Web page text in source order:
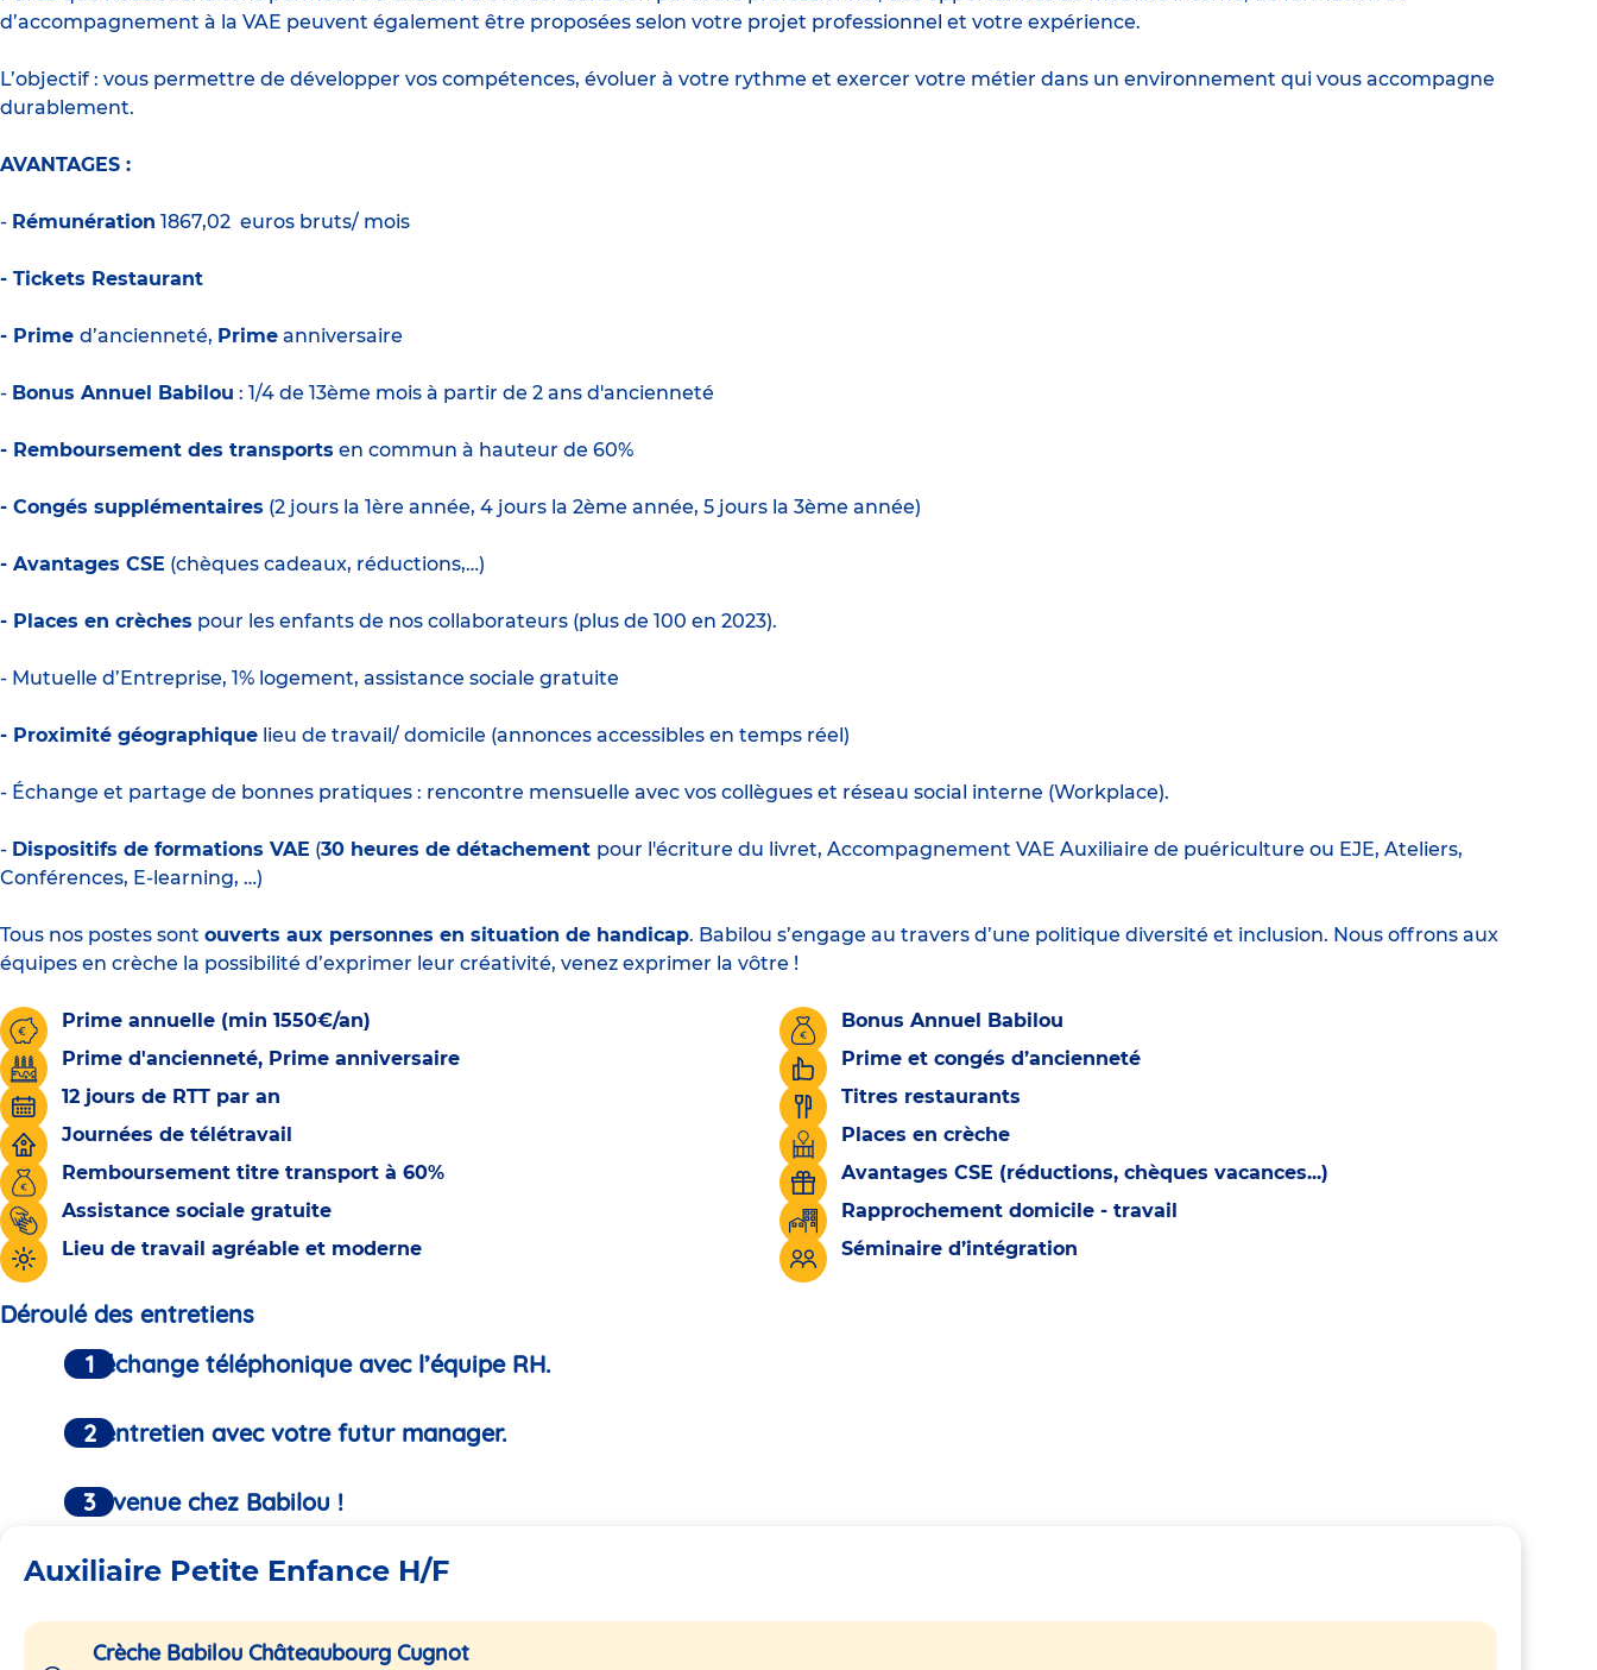
d’accompagnement à la VAE peuvent également être proposées selon votre projet professionnel et votre expérience.
L’objectif : vous permettre de développer vos compétences, évoluer à votre rythme et exercer votre métier dans un environnement qui vous accompagne
durablement.
AVANTAGES :
- Rémunération 1867,02 euros bruts/ mois
- Tickets Restaurant
- Prime d’ancienneté, Prime anniversaire
- Bonus Annuel Babilou : 1/4 de 13ème mois à partir de 2 ans d'ancienneté
- Remboursement des transports en commun à hauteur de 60%
- Congés supplémentaires (2 jours la 1ère année, 4 jours la 2ème année, 5 jours la 3ème année)
- Avantages CSE (chèques cadeaux, réductions,…)
- Places en crèches pour les enfants de nos collaborateurs (plus de 100 en 2023).
- Mutuelle d’Entreprise, 1% logement, assistance sociale gratuite
- Proximité géographique lieu de travail/ domicile (annonces accessibles en temps réel)
- Échange et partage de bonnes pratiques : rencontre mensuelle avec vos collègues et réseau social interne (Workplace).
- Dispositifs de formations VAE (30 heures de détachement pour l'écriture du livret, Accompagnement VAE Auxiliaire de puériculture ou EJE, Ateliers,
Conférences, E-learning, …)
Tous nos postes sont ouverts aux personnes en situation de handicap. Babilou s’engage au travers d’une politique diversité et inclusion. Nous offrons aux
équipes en crèche la possibilité d’exprimer leur créativité, venez exprimer la vôtre !
Prime annuelle (min 1550€/an)
Bonus Annuel Babilou
Prime d'ancienneté, Prime anniversaire
Prime et congés d’ancienneté
12 jours de RTT par an
Titres restaurants
Journées de télétravail
Places en crèche
Remboursement titre transport à 60%
Avantages CSE (réductions, chèques vacances...)
Assistance sociale gratuite
Rapprochement domicile - travail
Lieu de travail agréable et moderne
Séminaire d’intégration
Déroulé des entretiens
Un échange téléphonique avec l’équipe RH.
Un entretien avec votre futur manager.
Bienvenue chez Babilou !
Auxiliaire Petite Enfance H/F
Crèche Babilou Châteaubourg Cugnot